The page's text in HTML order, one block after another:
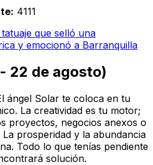
4111
que selló una
y emocionó a Barranquilla
22 de agosto)
ángel Solar te coloca en tu
La creatividad es tu motor;
proyectos, negocios anexos o
prosperidad y la abundancia
Todo lo que tenías pendiente
solución.